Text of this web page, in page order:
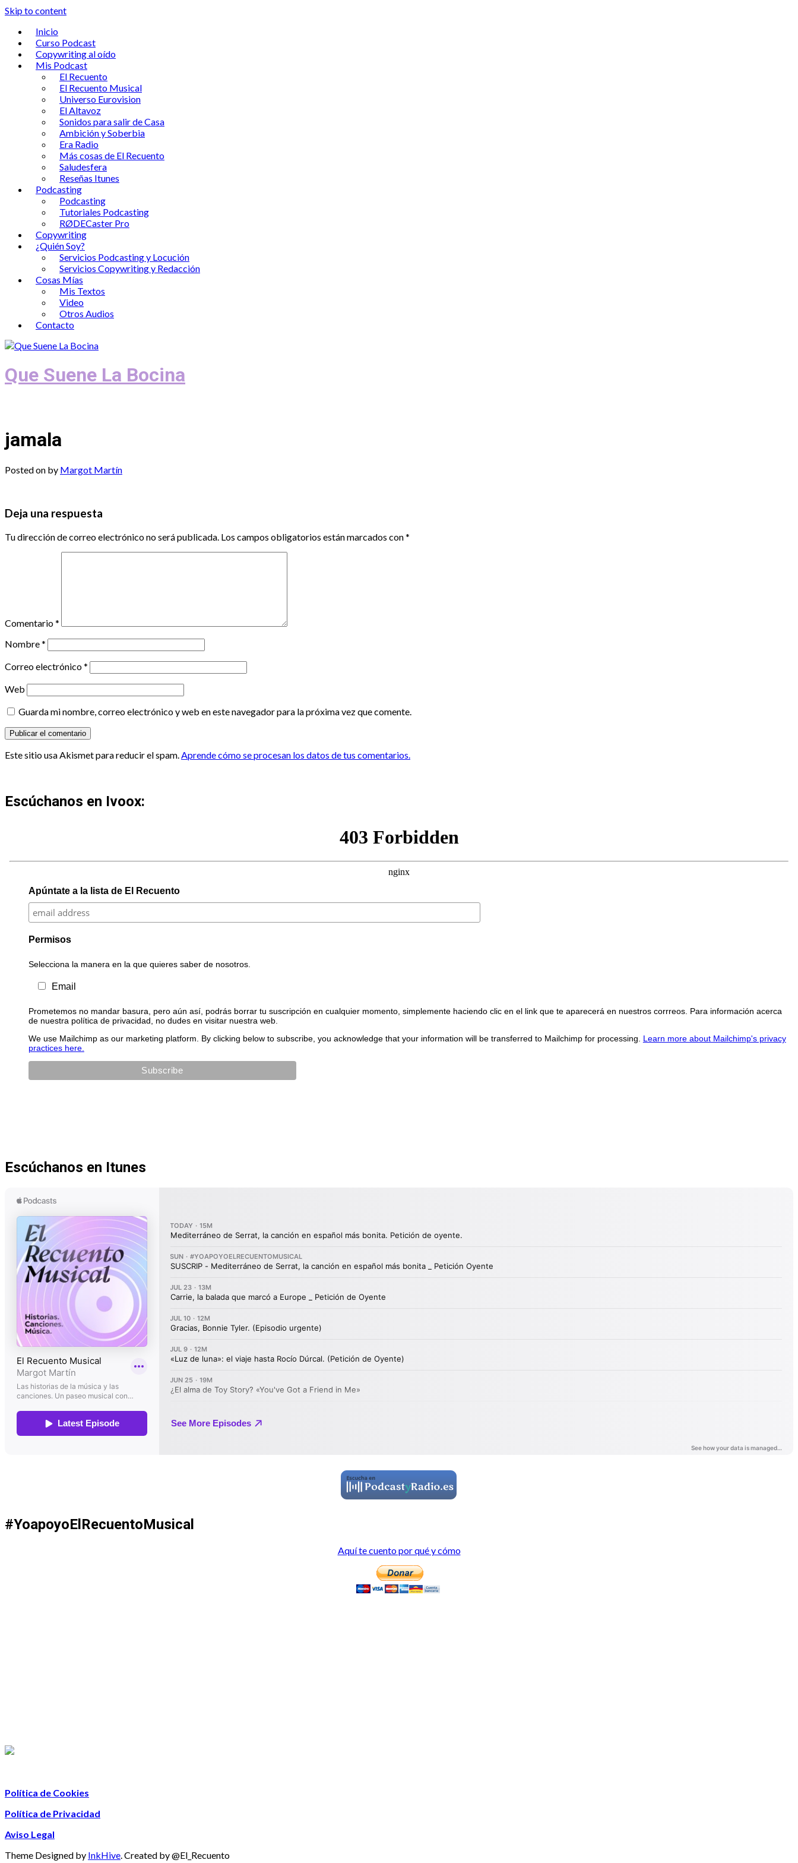
Skip to content
Inicio
Curso Podcast
Copywriting al oído
Mis Podcast
El Recuento
El Recuento Musical
Universo Eurovision
El Altavoz
Sonidos para salir de Casa
Ambición y Soberbia
Era Radio
Más cosas de El Recuento
Saludesfera
Reseñas Itunes
Podcasting
Podcasting
Tutoriales Podcasting
RØDECaster Pro
Copywriting
¿Quién Soy?
Servicios Podcasting y Locución
Servicios Copywriting y Redacción
Cosas Mías
Mis Textos
Video
Otros Audios
Contacto
Que Suene La Bocina
jamala
Posted on by Margot Martín
Deja una respuesta
Tu dirección de correo electrónico no será publicada. Los campos obligatorios están marcados con*
Comentario*
Nombre*
Correo electrónico*
Web
Guarda mi nombre, correo electrónico y web en este navegador para la próxima vez que comente.
Este sitio usa Akismet para reducir el spam.Aprende cómo se procesan los datos de tus comentarios.
Escúchanos en Ivoox:
Apúntate a la lista de El Recuento
Permisos
Selecciona la manera en la que quieres saber de nosotros.
Email
Prometemos no mandar basura, pero aún así, podrás borrar tu suscripción en cualquier momento, simplemente haciendo clic en el link que te aparecerá en nuestros corrreos. Para información acerca
de nuestra política de privacidad, no dudes en visitar nuestra web.
We use Mailchimp as our marketing platform. By clicking below to subscribe, you acknowledge that your information will be transferred to Mailchimp for processing. Learn more about Mailchimp's privacy
practices here.
Escúchanos en Itunes
#YoapoyoElRecuentoMusical
Aquí te cuento por qué y cómo
Política de Cookies
Política de Privacidad
Aviso Legal
Theme Designed by InkHive Created by @El_Recuento